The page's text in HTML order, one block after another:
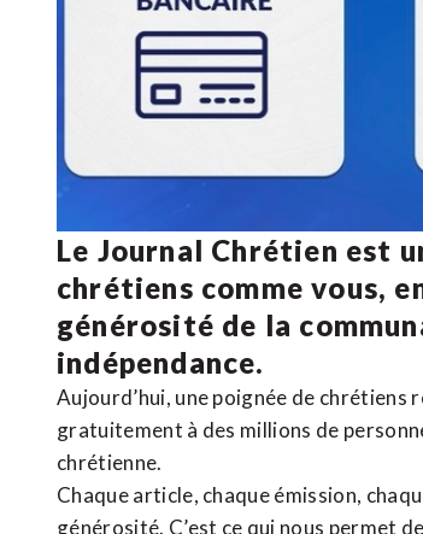
Le Journal Chrétien est
chrétiens comme vous,
générosité de la
indépendance.
Aujourd’hui, une poignée de
gratuitement à des millions de
chrétienne.
Chaque article, chaque émission,
générosité. C’est ce qui nous permet